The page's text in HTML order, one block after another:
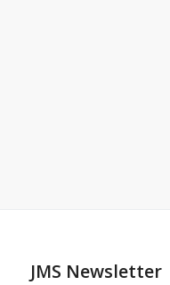
JMS Newsletter